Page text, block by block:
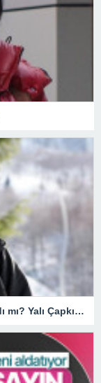
Yalı Çapkını 25. bölüm fragmanı yayınlandı mı? Yalı Çapkını 25. bölüm fragmanı izle! Seyran’a Ferit’in ters köşesi…